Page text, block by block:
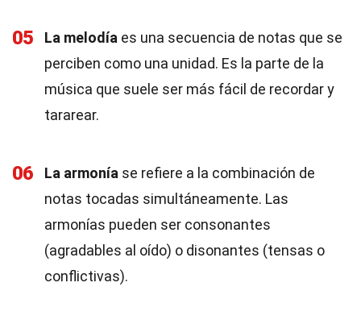
05 La melodía es una secuencia de notas que se
perciben como una unidad. Es la parte de la
música que suele ser más fácil de recordar y
tararear.
06 La armonía se refiere a la combinación de
notas tocadas simultáneamente. Las
armonías pueden ser consonantes
(agradables al oído) o disonantes (tensas o
conflictivas).